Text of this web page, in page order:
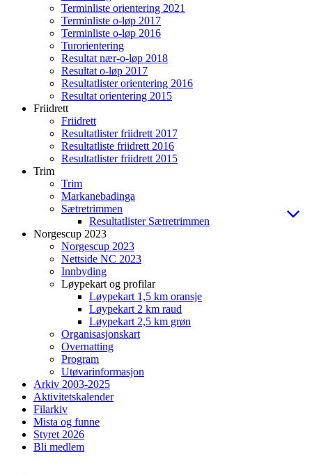
Terminliste orientering 2021
Terminliste o-løp 2017
Terminliste o-løp 2016
Turorientering
Resultat nær-o-løp 2018
Resultat o-løp 2017
Resultatlister orientering 2016
Resultat orientering 2015
Friidrett
Friidrett
Resultatlister friidrett 2017
Resultatliste friidrett 2016
Resultatlister friidrett 2015
Trim
Trim
Markanebadinga
Sætretrimmen
Resultatlister Sætretrimmen
Norgescup 2023
Norgescup 2023
Nettside NC 2023
Innbyding
Løypekart og profilar
Løypekart 1,5 km oransje
Løypekart 2 km raud
Løypekart 2,5 km grøn
Organisasjonskart
Overnatting
Program
Utøvarinformasjon
Arkiv 2003-2025
Aktivitetskalender
Filarkiv
Mista og funne
Styret 2026
Bli medlem